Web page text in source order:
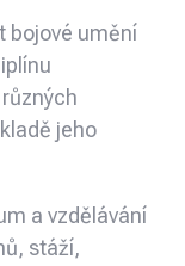
bojové umění
jeho
a vzdělávání
stáží,